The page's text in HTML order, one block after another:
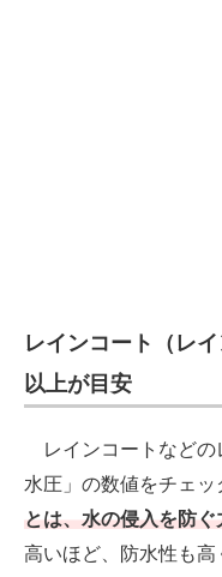
レインコート（レ
以上が目安
レインコートなどの
水圧」の数値をチェッ
とは、水の侵入を防
高いほど、防水性も